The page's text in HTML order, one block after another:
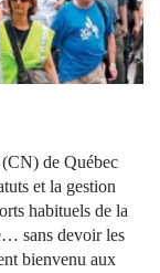
de Québec
et la gestion
habituels de la
sans devoir les
bienvenu aux